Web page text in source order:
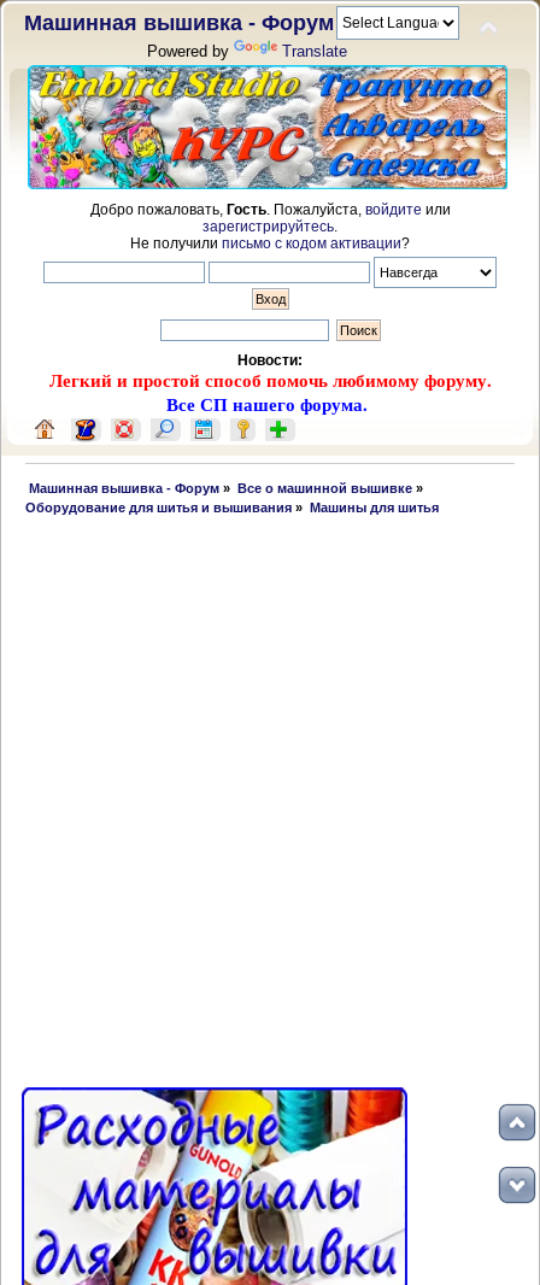
Машинная вышивка - Форум
Powered by Translate
Добро пожаловать, Гость. Пожалуйста, войдите или
зарегистрируйтесь
Не получили письмо с кодом активации?
Новости:
Легкий и простой способ помочь любимому форуму.
Все СП нашего форума.
Машинная вышивка - Форум » Все о машинной вышивке»
Оборудование для шитья и вышивания » Машины для шитья